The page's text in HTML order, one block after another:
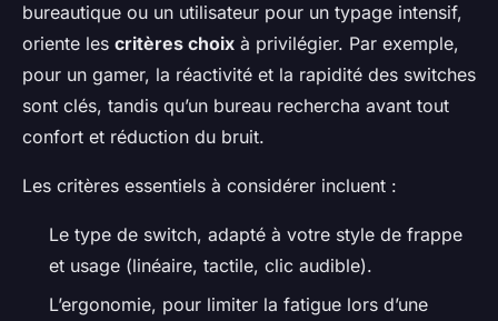
bureautique ou un utilisateur pour un typage intensif,
oriente les critères choix à privilégier. Par exemple,
pour un gamer, la réactivité et la rapidité des switches
sont clés, tandis qu’un bureau rechercha avant tout
confort et réduction du bruit.
Les critères essentiels à considérer incluent :
Le type de switch, adapté à votre style de frappe
et usage (linéaire, tactile, clic audible).
L’ergonomie, pour limiter la fatigue lors d’une